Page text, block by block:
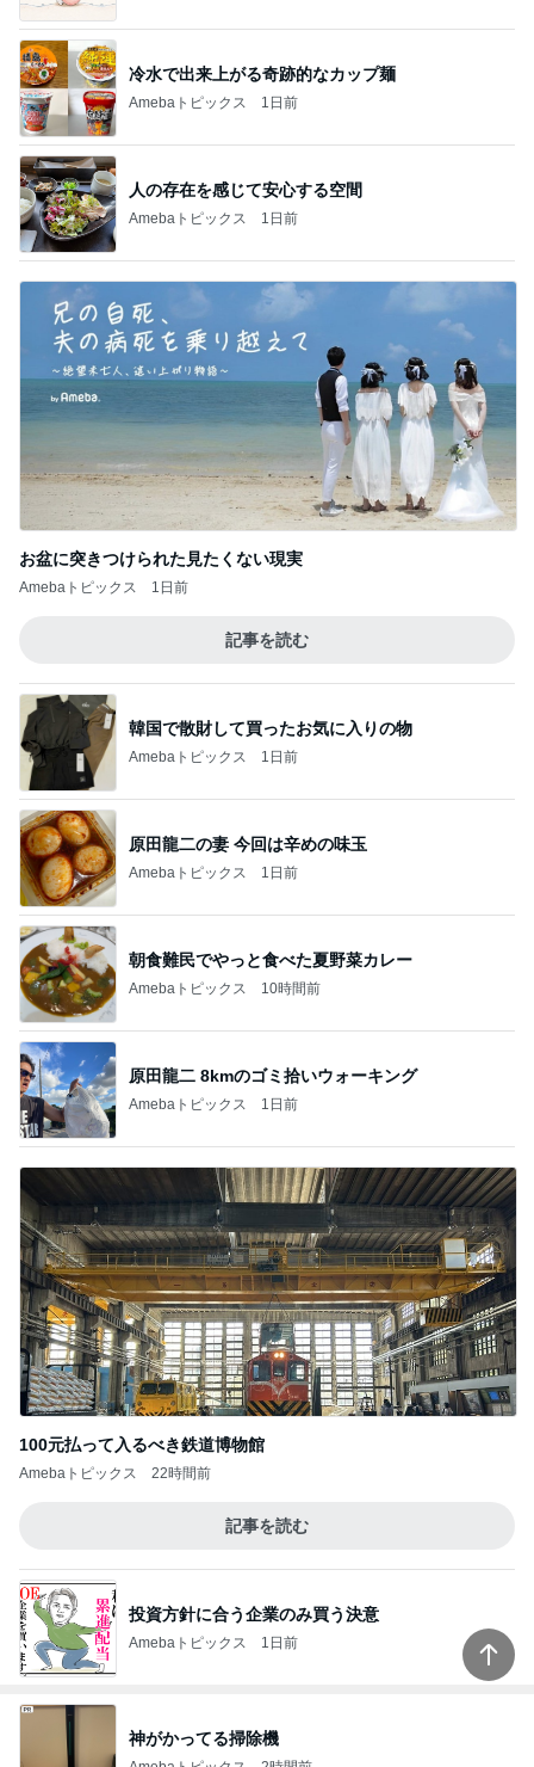
冷水で出来上がる奇跡的なカップ麺
Amebaトピックス 1日前
人の存在を感じて安心する空間
Amebaトピックス 1日前
お盆に突きつけられた見たくない現実
Amebaトピックス 1日前
記事を読む
韓国で散財して買ったお気に入りの物
Amebaトピックス 1日前
原田龍二の妻 今回は辛めの味玉
Amebaトピックス 1日前
朝食難民でやっと食べた夏野菜カレー
Amebaトピックス 10時間前
原田龍二 8kmのゴミ拾いウォーキング
Amebaトピックス 1日前
100元払って入るべき鉄道博物館
Amebaトピックス 22時間前
記事を読む
投資方針に合う企業のみ買う決意
Amebaトピックス 1日前
神がかってる掃除機